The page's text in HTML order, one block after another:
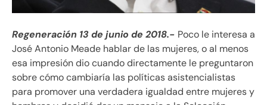
Regeneración 13 de junio de 2018.- Poco le interesa a
José Antonio Meade hablar de las mujeres, o al menos
esa impresión dio cuando directamente le preguntaron
sobre cómo cambiaría las políticas asistencialistas
para promover una verdadera igualdad entre mujeres y